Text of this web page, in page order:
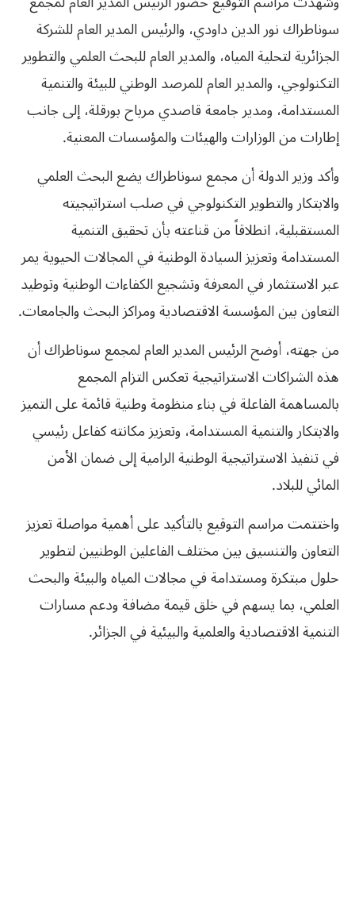
سوناطراك نور الدين داودي، والرئيس المدير العام للشركة
الجزائرية لتحلية المياه، والمدير العام للبحث العلمي والتطوير
التكنولوجي، والمدير العام للمرصد الوطني للبيئة والتنمية
المستدامة، ومدير جامعة قاصدي مرباح بورقلة، إلى جانب
إطارات من الوزارات والهيئات والمؤسسات المعنية.
وأكد وزير الدولة أن مجمع سوناطراك يضع البحث العلمي
والابتكار والتطوير التكنولوجي في صلب استراتيجيته
المستقبلية، انطلاقاً من قناعته بأن تحقيق التنمية
المستدامة وتعزيز السيادة الوطنية في المجالات الحيوية يمر
عبر الاستثمار في المعرفة وتشجيع الكفاءات الوطنية وتوطيد
التعاون بين المؤسسة الاقتصادية ومراكز البحث والجامعات.
من جهته، أوضح الرئيس المدير العام لمجمع سوناطراك أن
هذه الشراكات الاستراتيجية تعكس التزام المجمع
بالمساهمة الفاعلة في بناء منظومة وطنية قائمة على التميز
والابتكار والتنمية المستدامة، وتعزيز مكانته كفاعل رئيسي
في تنفيذ الاستراتيجية الوطنية الرامية إلى ضمان الأمن
المائي للبلاد.
واختتمت مراسم التوقيع بالتأكيد على أهمية مواصلة تعزيز
التعاون والتنسيق بين مختلف الفاعلين الوطنيين لتطوير
حلول مبتكرة ومستدامة في مجالات المياه والبيئة والبحث
العلمي، بما يسهم في خلق قيمة مضافة ودعم مسارات
التنمية الاقتصادية والعلمية والبيئية في الجزائر.